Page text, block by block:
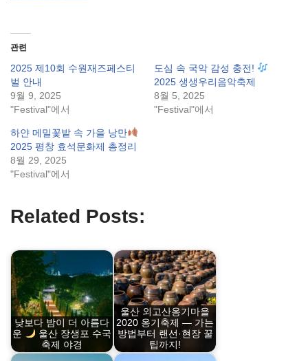
관련
2025 제10회 수원재즈페스티
벌 안내
9월 9, 2025
"Festival"에서
도심 속 국악 감성 충전!
2025 생생우리음악축제
8월 5, 2025
"Festival"에서
하얀 메밀꽃밭 속 가을 낭만
2025 평창 효석문화제 총정리
8월 29, 2025
"Festival"에서
Related Posts:
낮보다 밤이 더 아름다
운
울산 장생포 수국
축제 야경
울산 외고산옹기마을
2020 옹기축제 — 가는
방법부터 랜선·현장 꿀
팁까지!